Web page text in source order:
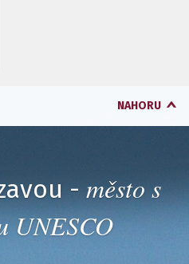
NAHORU
- město s
UNESCO